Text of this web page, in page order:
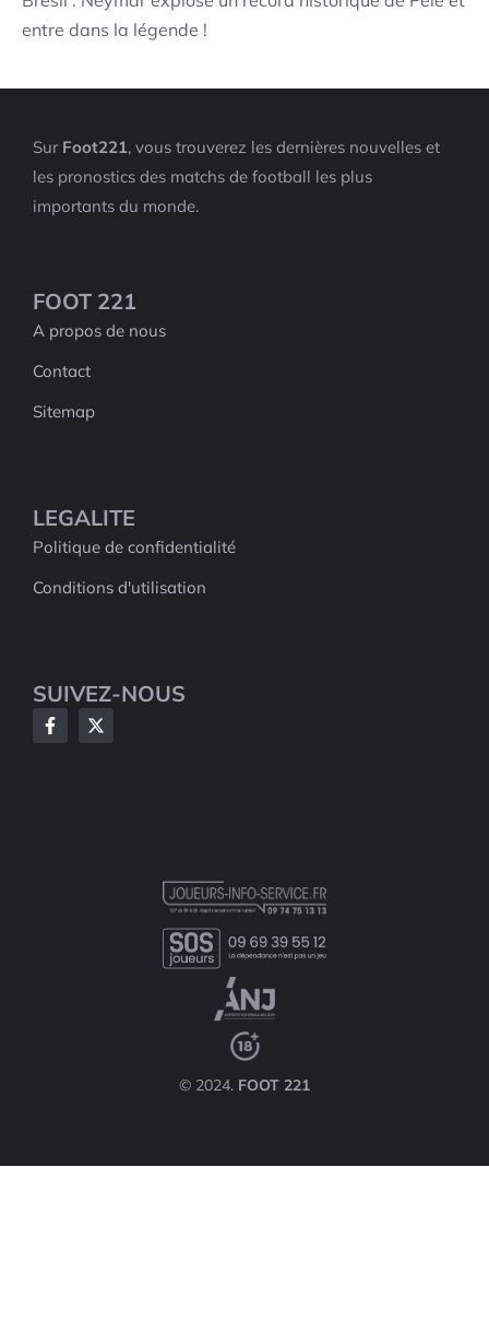
entre dans la légende !
Sur Foot221, vous trouverez les dernières nouvelles et
les pronostics des matchs de football les plus
importants du monde.
FOOT 221
A propos de nous
Contact
Sitemap
LEGALITE
Politique de confidentialité
Conditions d'utilisation
SUIVEZ-NOUS
© 2024. FOOT 221